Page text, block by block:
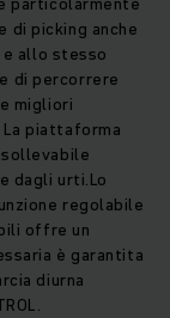
di picking anche
allo stesso
di percorrere
migliori
piattaforma
dagli urti.Lo
regolabile
offre un
è garantita
diurna